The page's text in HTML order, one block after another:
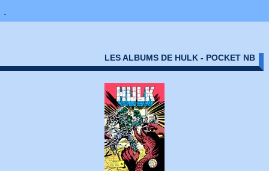
-
LES ALBUMS DE HULK - POCKET NB